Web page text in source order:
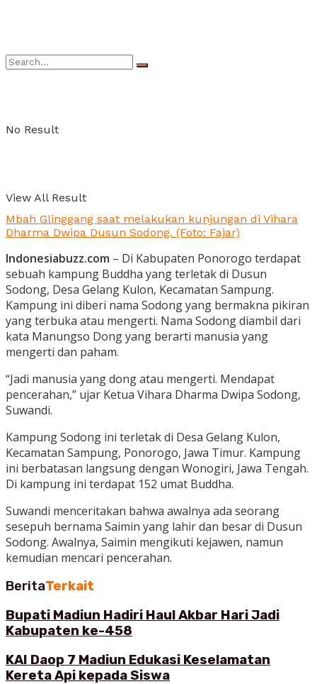
No Result
View All Result
Mbah Glinggang saat melakukan kunjungan di Vihara
Dharma Dwipa Dusun Sodong. (Foto: Fajar)
Indonesiabuzz.com – Di Kabupaten Ponorogo terdapat
sebuah kampung Buddha yang terletak di Dusun
Sodong, Desa Gelang Kulon, Kecamatan Sampung.
Kampung ini diberi nama Sodong yang bermakna pikiran
yang terbuka atau mengerti. Nama Sodong diambil dari
kata Manungso Dong yang berarti manusia yang
mengerti dan paham.
“Jadi manusia yang dong atau mengerti. Mendapat
pencerahan,” ujar Ketua Vihara Dharma Dwipa Sodong,
Suwandi.
Kampung Sodong ini terletak di Desa Gelang Kulon,
Kecamatan Sampung, Ponorogo, Jawa Timur. Kampung
ini berbatasan langsung dengan Wonogiri, Jawa Tengah.
Di kampung ini terdapat 152 umat Buddha.
Suwandi menceritakan bahwa awalnya ada seorang
sesepuh bernama Saimin yang lahir dan besar di Dusun
Sodong. Awalnya, Saimin mengikuti kejawen, namun
kemudian mencari pencerahan.
BeritaTerkait
Bupati Madiun Hadiri Haul Akbar Hari Jadi
Kabupaten ke-458
KAI Daop 7 Madiun Edukasi Keselamatan
Kereta Api kepada Siswa